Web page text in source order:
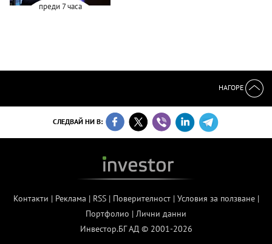
преди 7 часа
НАГОРЕ
СЛЕДВАЙ НИ В:
Контакти | Реклама | RSS| Поверителност| Условия за ползване|
Портфолио | Лични данни
Инвестор.БГ АД © 2001-2026